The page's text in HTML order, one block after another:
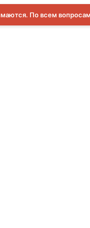
По всем